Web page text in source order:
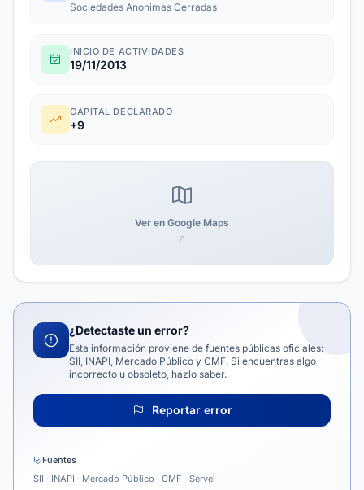
Sociedades Anonimas Cerradas
INICIO DE ACTIVIDADES
19/11/2013
CAPITAL DECLARADO
+9
Ver en Google Maps
¿Detectaste un error?
Esta información proviene de fuentes públicas oficiales:
SII, INAPI, Mercado Público y CMF. Si encuentras algo
incorrecto u obsoleto, házlo saber.
Reportar error
Fuentes
SII · INAPI · Mercado Público · CMF · Servel